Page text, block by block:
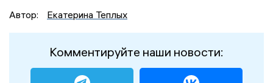
Автор:
Екатерина Теплых
Комментируйте наши новости: